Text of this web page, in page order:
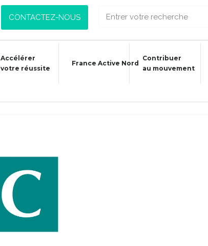
CONTACTEZ-NOUS
Accélérer
votre réussite
France Active Nord
Contribuer
au mouvement